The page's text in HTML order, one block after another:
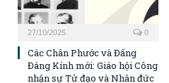
27/10/2025 0
Các Chân Phước và Đấng
Đáng Kính mới: Giáo hội Công
nhận sự Tử đạo và Nhân đức